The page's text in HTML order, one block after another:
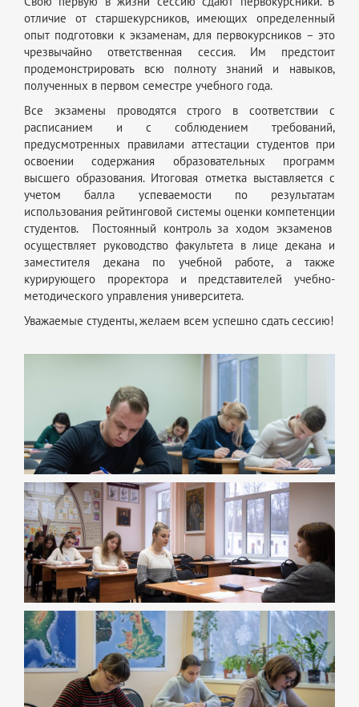
отличие от старшекурсников, имеющих определенный
опыт подготовки к экзаменам, для первокурсников – это
чрезвычайно ответственная сессия. Им предстоит
продемонстрировать всю полноту знаний и навыков,
полученных в первом семестре учебного года.
Все экзамены проводятся строго в соответствии с
расписанием и с соблюдением требований,
предусмотренных правилами аттестации студентов при
освоении содержания образовательных программ
высшего образования. Итоговая отметка выставляется с
учетом балла успеваемости по результатам
использования рейтинговой системы оценки компетенции
студентов. Постоянный контроль за ходом экзаменов
осуществляет руководство факультета в лице декана и
заместителя декана по учебной работе, а также
курирующего проректора и представителей учебно-
методического управления университета.
Уважаемые студенты, желаем всем успешно сдать сессию!